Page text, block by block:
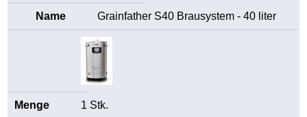
Grainfather S40 Brausystem - 40 liter
1 Stk.